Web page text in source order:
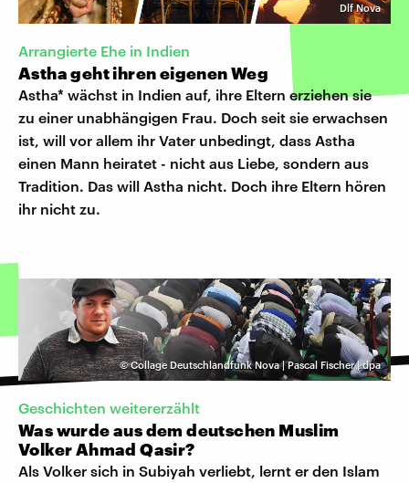
Dlf Nova
Arrangierte Ehe in Indien
Astha geht ihren eigenen Weg
Astha* wächst in Indien auf, ihre Eltern erziehen sie
zu einer unabhängigen Frau. Doch seit sie erwachsen
ist, will vor allem ihr Vater unbedingt, dass Astha
einen Mann heiratet - nicht aus Liebe, sondern aus
Tradition. Das will Astha nicht. Doch ihre Eltern hören
ihr nicht zu.
©Collage Deutschlandfunk Nova | Pascal Fischer | dpa
Geschichten weitererzählt
Was wurde aus dem deutschen Muslim
Volker Ahmad Qasir?
Als Volker sich in Subiyah verliebt, lernt er den Islam